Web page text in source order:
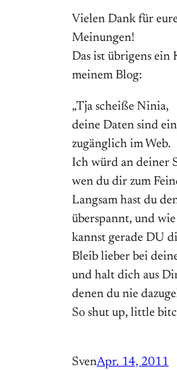
Vielen Dank für
Meinungen!
Das ist übrigens ein
meinem Blog:
„Tja scheiße Ninia,
deine Daten sind
zugänglich im Web.
Ich würd an deiner
wen du dir zum
Langsam hast du
überspannt, und
kannst gerade DU
Bleib lieber bei
und halt dich aus
denen du nie
So shut up, little
SvenApr. 14, 2011